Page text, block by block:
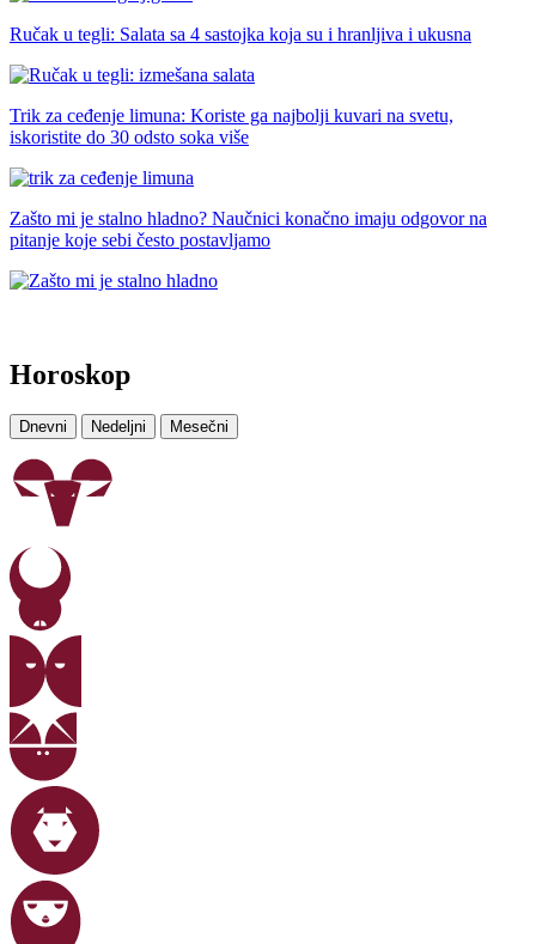
Ručak u tegli: Salata sa 4 sastojka koja su i hranljiva i ukusna
Trik za ceđenje limuna: Koriste ga najbolji kuvari na svetu,
iskoristite do 30 odsto soka više
Zašto mi je stalno hladno? Naučnici konačno imaju odgovor na
pitanje koje sebi često postavljamo
Horoskop
Dnevni Nedeljni Mesečni